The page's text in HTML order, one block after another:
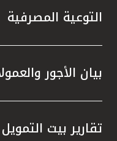
التوعية المصرفية
بيان الأجور
تقارير بيت